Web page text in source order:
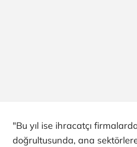
"Bu yıl ise ihracatçı
doğrultusunda, ana